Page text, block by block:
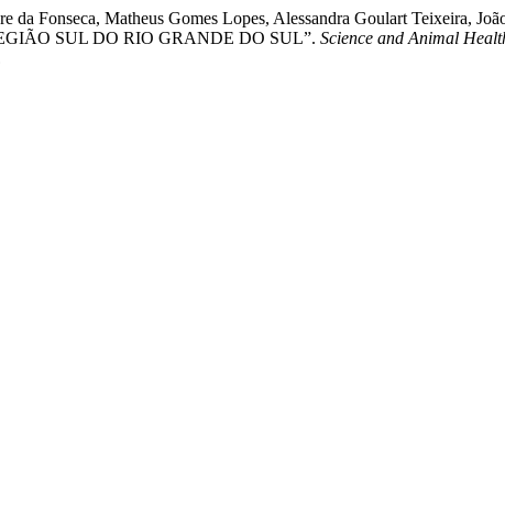
Fonseca, Matheus Gomes Lopes, Alessandra Goulart Teixeira,
SUL DO RIO GRANDE DO SUL”. Science and Animal